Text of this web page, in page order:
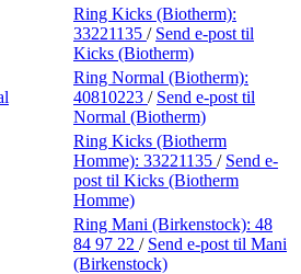
Ring Kicks (Biotherm):
33221135 / Send e-post til
Kicks (Biotherm)
Ring Normal (Biotherm):
40810223 / Send e-post til
Normal (Biotherm)
Ring Kicks (Biotherm
Homme): 33221135 / Send e-
post til Kicks (Biotherm
Homme)
Ring Mani (Birkenstock): 48
84 97 22 / Send e-post til Mani
(Birkenstock)